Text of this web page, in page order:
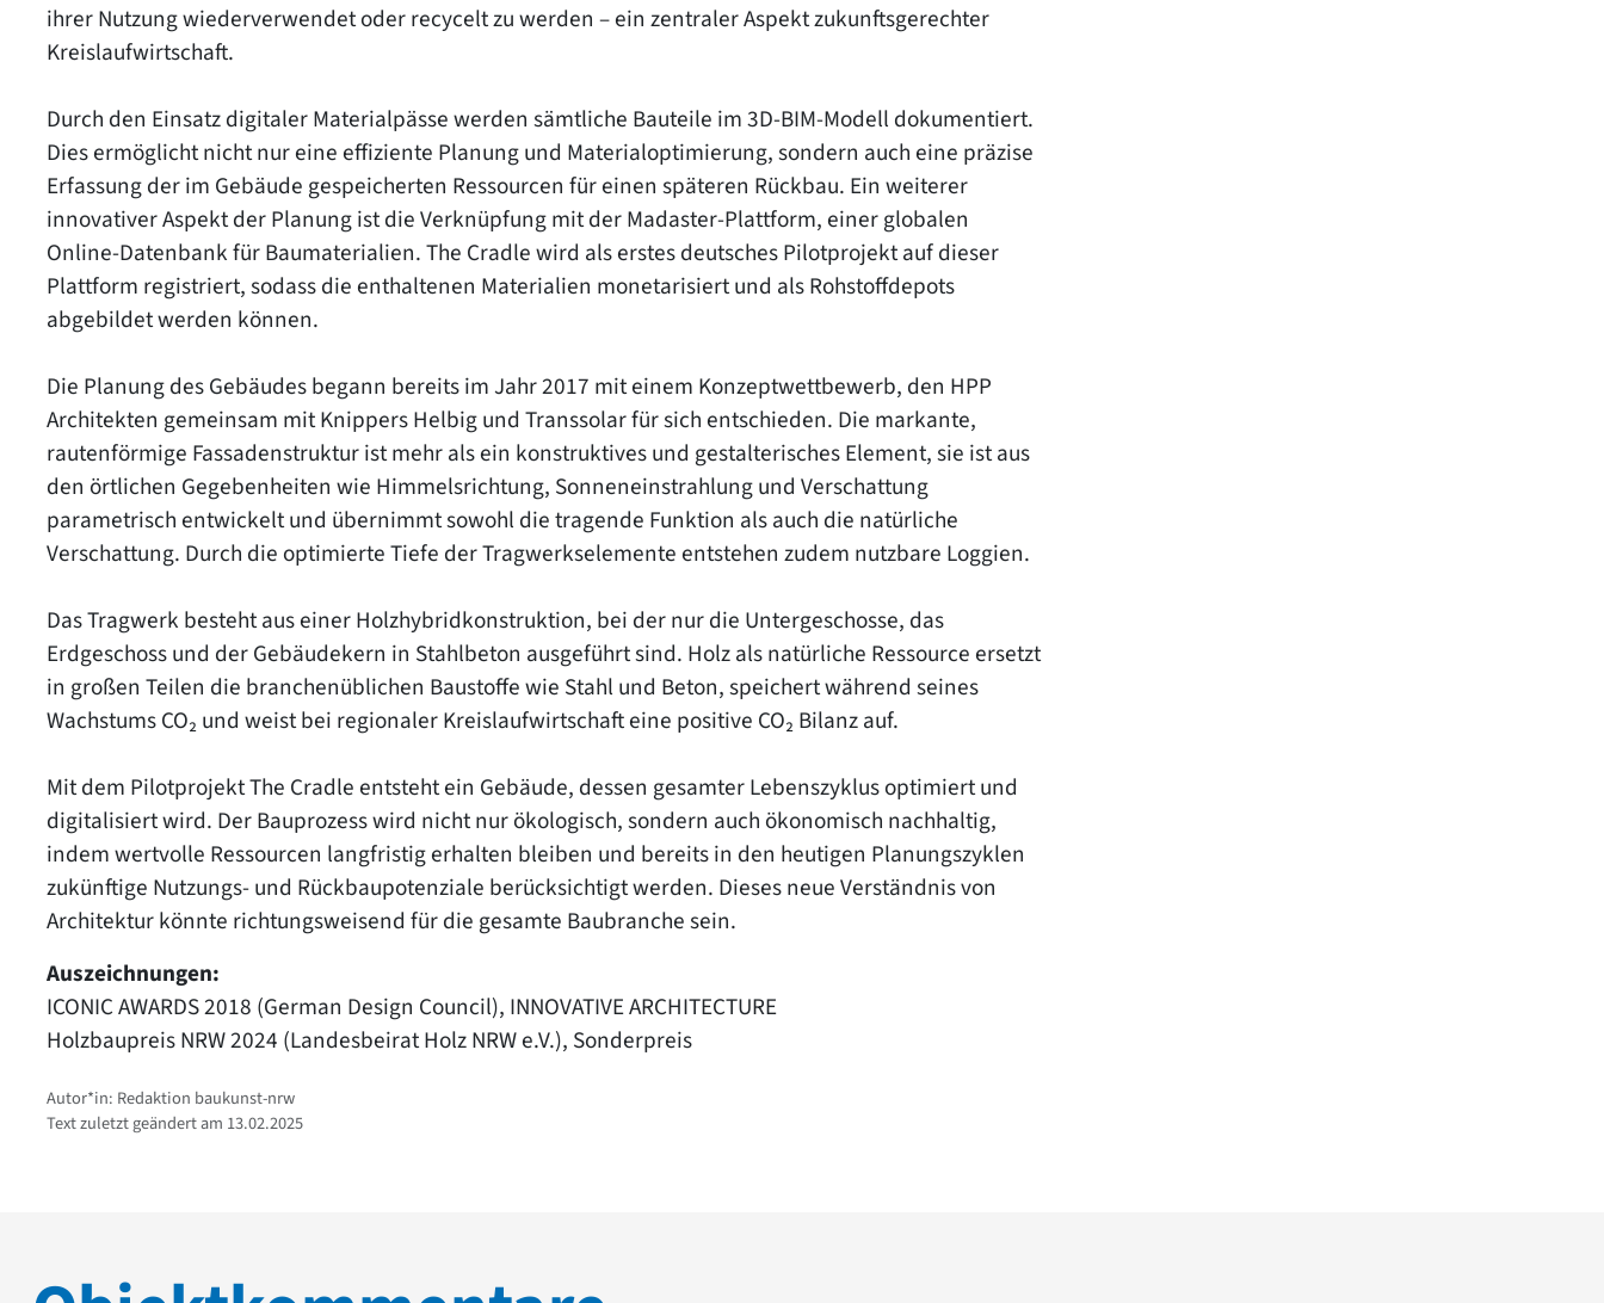
ihrer Nutzung wiederverwendet oder recycelt zu werden – ein zentraler Aspekt zukunftsgerechter
Kreislaufwirtschaft.
Durch den Einsatz digitaler Materialpässe werden sämtliche Bauteile im 3D-BIM-Modell dokumentiert.
Dies ermöglicht nicht nur eine effiziente Planung und Materialoptimierung, sondern auch eine präzise
Erfassung der im Gebäude gespeicherten Ressourcen für einen späteren Rückbau. Ein weiterer
innovativer Aspekt der Planung ist die Verknüpfung mit der Madaster-Plattform, einer globalen
Online-Datenbank für Baumaterialien. The Cradle wird als erstes deutsches Pilotprojekt auf dieser
Plattform registriert, sodass die enthaltenen Materialien monetarisiert und als Rohstoffdepots
abgebildet werden können.
Die Planung des Gebäudes begann bereits im Jahr 2017 mit einem Konzeptwettbewerb, den HPP
Architekten gemeinsam mit Knippers Helbig und Transsolar für sich entschieden. Die markante,
rautenförmige Fassadenstruktur ist mehr als ein konstruktives und gestalterisches Element, sie ist aus
den örtlichen Gegebenheiten wie Himmelsrichtung, Sonneneinstrahlung und Verschattung
parametrisch entwickelt und übernimmt sowohl die tragende Funktion als auch die natürliche
Verschattung. Durch die optimierte Tiefe der Tragwerkselemente entstehen zudem nutzbare Loggien.
Das Tragwerk besteht aus einer Holzhybridkonstruktion, bei der nur die Untergeschosse, das
Erdgeschoss und der Gebäudekern in Stahlbeton ausgeführt sind. Holz als natürliche Ressource ersetzt
in großen Teilen die branchenüblichen Baustoffe wie Stahl und Beton, speichert während seines
Wachstums CO₂ und weist bei regionaler Kreislaufwirtschaft eine positive CO₂ Bilanz auf.
Mit dem Pilotprojekt The Cradle entsteht ein Gebäude, dessen gesamter Lebenszyklus optimiert und
digitalisiert wird. Der Bauprozess wird nicht nur ökologisch, sondern auch ökonomisch nachhaltig,
indem wertvolle Ressourcen langfristig erhalten bleiben und bereits in den heutigen Planungszyklen
zukünftige Nutzungs- und Rückbaupotenziale berücksichtigt werden. Dieses neue Verständnis von
Architektur könnte richtungsweisend für die gesamte Baubranche sein.
Auszeichnungen:
ICONIC AWARDS 2018 (German Design Council), INNOVATIVE ARCHITECTURE
Holzbaupreis NRW 2024 (Landesbeirat Holz NRW e.V.), Sonderpreis
Autor*in: Redaktion baukunst-nrw
Text zuletzt geändert am 13.02.2025